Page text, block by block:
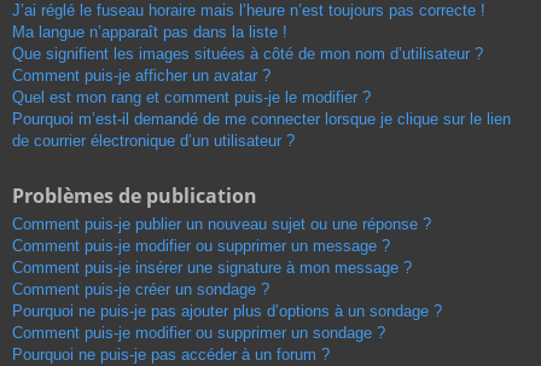
J’ai réglé le fuseau horaire mais l’heure n’est toujours pas correcte !
Ma langue n’apparaît pas dans la liste !
Que signifient les images situées à côté de mon nom d’utilisateur ?
Comment puis-je afficher un avatar ?
Quel est mon rang et comment puis-je le modifier ?
Pourquoi m’est-il demandé de me connecter lorsque je clique sur le lien
de courrier électronique d’un utilisateur ?
Problèmes de publication
Comment puis-je publier un nouveau sujet ou une réponse ?
Comment puis-je modifier ou supprimer un message ?
Comment puis-je insérer une signature à mon message ?
Comment puis-je créer un sondage ?
Pourquoi ne puis-je pas ajouter plus d’options à un sondage ?
Comment puis-je modifier ou supprimer un sondage ?
Pourquoi ne puis-je pas accéder à un forum ?